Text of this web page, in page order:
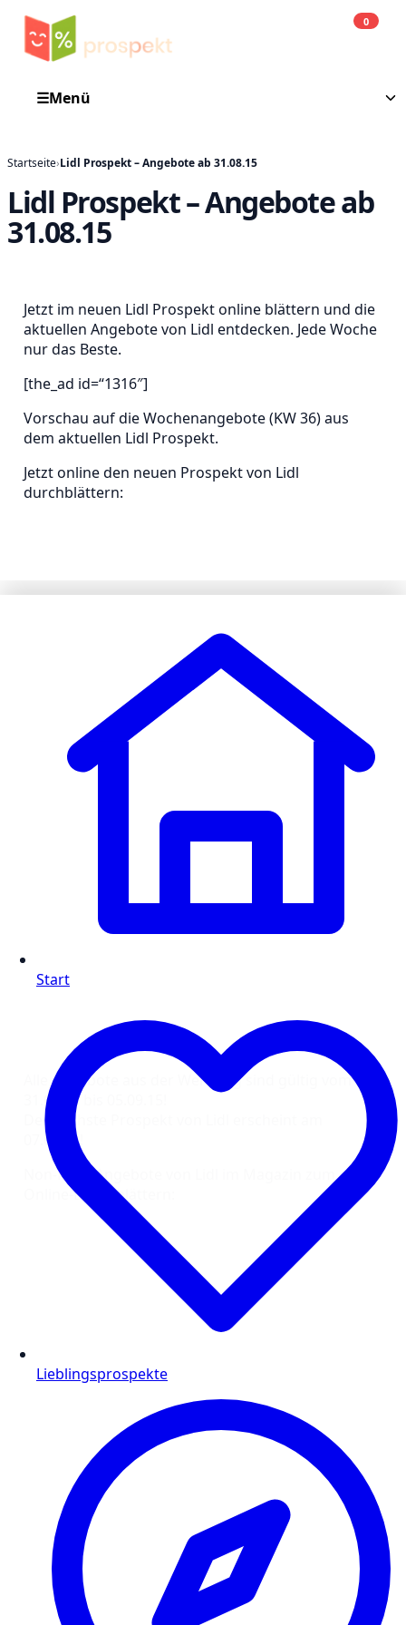
0
☰Menü
Startseite›Lidl Prospekt – Angebote ab 31.08.15
Lidl Prospekt – Angebote ab
31.08.15
Jetzt im neuen Lidl Prospekt online blättern und die
aktuellen Angebote von Lidl entdecken. Jede Woche
nur das Beste.
[the_ad id=“1316″]
Vorschau auf die Wochenangebote (KW 36) aus
dem aktuellen Lidl Prospekt.
Jetzt online den neuen Prospekt von Lidl
durchblättern:
Alle Angebote aus der Werbung sind gültig vom
31.08.15 bis 05.09.15!
Der nächste Prospekt von Lidl erscheint am
07.09.15!
Non-Food Angebote von Lidl im Magazin zum
Online-Durchblättern:
Start
Lieblingsprospekte